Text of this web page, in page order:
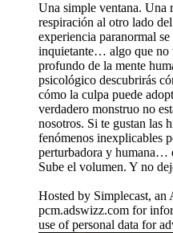
Una simple ventana. Una
respiración al otro lado
experiencia paranormal
inquietante… algo que no
profundo de la mente
psicológico descubrirás
cómo la culpa puede
verdadero monstruo no
nosotros. Si te gustan las
fenómenos inexplicables
perturbadora y humana…
Sube el volumen. Y no
Hosted by Simplecast, an
pcm.adswizz.com for
use of personal data for